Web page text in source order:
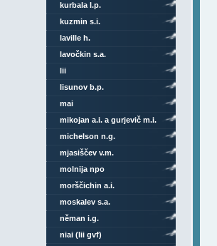
kurbala l.p.
kuzmin s.i.
laville h.
lavočkin s.a.
lii
lisunov b.p.
mai
mikojan a.i. a gurjevič m.i.
michelson n.g.
mjasiščev v.m.
molnija npo
morščichin a.i.
moskalev s.a.
něman i.g.
niai (lii gvf)